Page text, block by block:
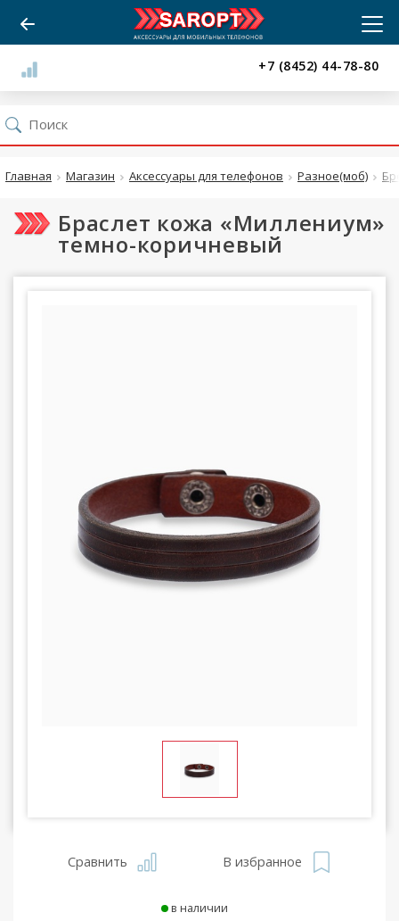
+7 (8452) 44-78-80
Главная Магазин Аксессуары для телефонов Разное(моб)
Браслет кожа «Миллениум»
темно-коричневый
Сравнить В избранное
в наличии